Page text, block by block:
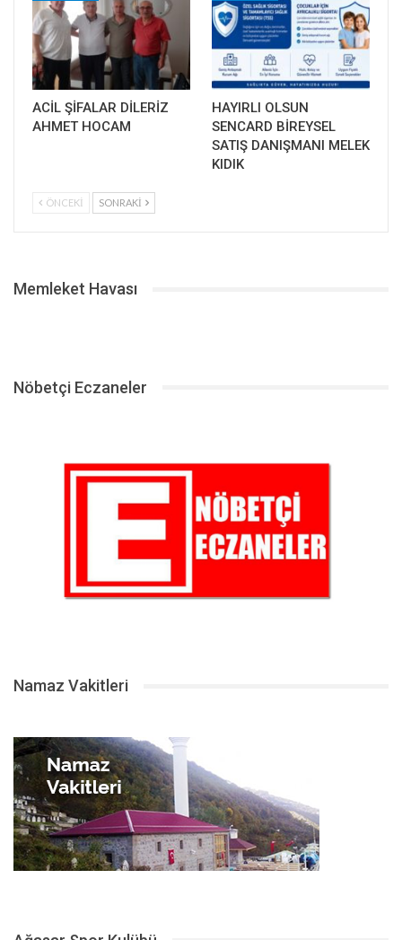
ACİL ŞİFALAR DİLERİZ
AHMET HOCAM
HAYIRLI OLSUN
SENCARD BİREYSEL
SATIŞ DANIŞMANI MELEK
KIDIK
ÖNCEKI SONRAKI
Memleket Havası
Nöbetçi Eczaneler
Namaz Vakitleri